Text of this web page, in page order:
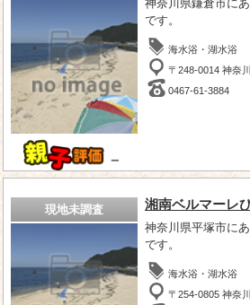
－
神奈川県鎌倉市に
です。
海水浴・湖水浴
〒248-0014 神奈
0467-61-3884
現地未調査 湘南ベルマーレ
神奈川県平塚市に
です。
海水浴・湖水浴
〒254-0805 神奈